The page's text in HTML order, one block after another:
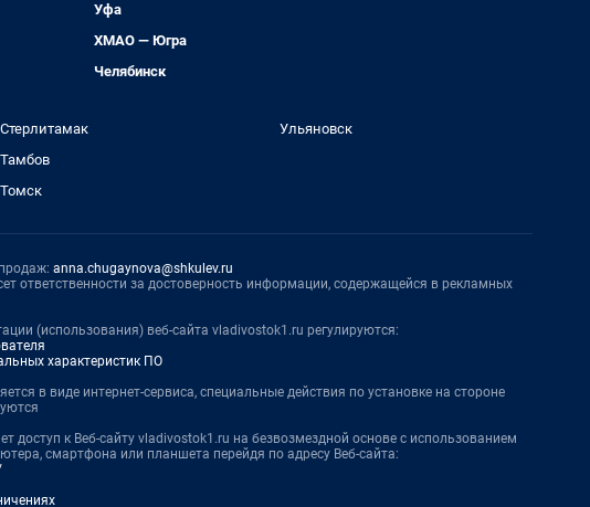
Уфа
ХМАО — Югра
Челябинск
Стерлитамак
Тамбов
Томск
Ульяновск
anna.chugaynova@shkulev.ru
ответственности за достоверность информации, содержащейся в рекламных
(использования) веб-сайта vladivostok1.ru регулируются:
характеристик ПО
в виде интернет-сервиса, специальные действия по установке на стороне
доступ к Веб-сайту vladivostok1.ru на безвозмездной основе с использованием
смартфона или планшета перейдя по адресу Веб-сайта: